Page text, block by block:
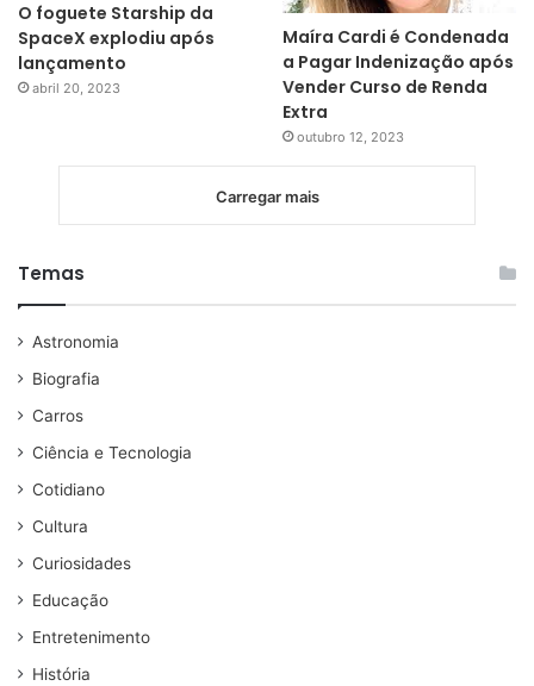
O foguete Starship da
SpaceX explodiu após
lançamento
abril 20, 2023
Maíra Cardi é Condenada
a Pagar Indenização após
Vender Curso de Renda
Extra
outubro 12, 2023
Carregar mais
Temas
Astronomia
Biografia
Carros
Ciência e Tecnologia
Cotidiano
Cultura
Curiosidades
Educação
Entretenimento
História